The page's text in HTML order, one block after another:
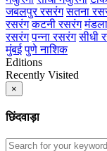
जबलपुर रसरंग सतना
रसरंग कटनी रसरंग
रसरंग पन्ना रसरंग सीधी
मुंबई पुणेनाशिक
Editions
Recently Visited
×
छिंदवाड़ा